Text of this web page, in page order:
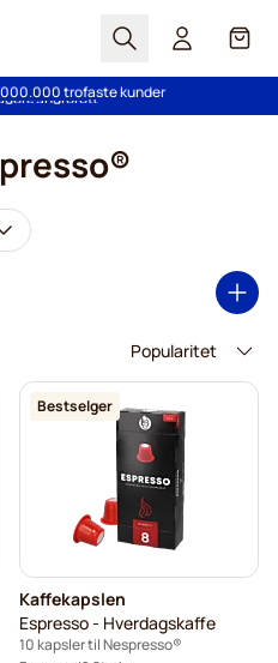
Søk Cart
- Alltid gode priser
trofaste kunder
Bestselger
Kaffekapslen
Espresso - Hverdagskaffe
10 kapsler til Nespresso®